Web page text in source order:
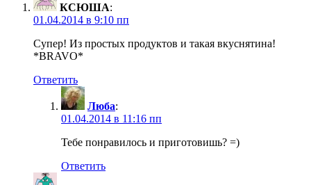
КСЮША:
01.04.2014 в 9:10 пп
Супер! Из простых продуктов и такая вкуснятина!
*BRAVO*
Ответить
Люба:
01.04.2014 в 11:16 пп
Тебе понравилось и приготовишь? =)
Ответить